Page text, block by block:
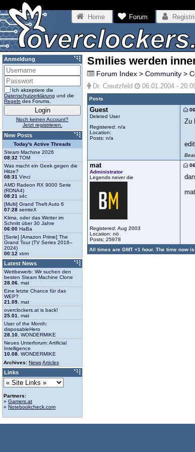
Home Forum
Smilies werden
Forum Index > Community >
Dr. Creutzfeld 06.01.2004 -
Posts
Guest
Deleted User
Registered: n/a
Location:
Posts: n/a
Zu
mat
Administrator
Legends never die
Registered: Aug 2003
Location: nö
Posts: 25978
mat
All times are GMT +1 hour. The time now is
Anmeldung
Ich akzeptiere die
Datenschutzerklärung und die
Regeln des Forums.
Noch keinen Account?
Jetzt registrieren.
New Posts
Today's Active Threads
Steam Machine 2026
08:32 TOM
Was macht ein Geek gegen die
Hitze?
08:31 Vinci
AMD Radeon RX 9000 Serie
(RDNA4)
08:21 s4c
[Multi] Grand Theft Auto 6
07:28 semteX
Klima, oder das Wetter im
Schnitt über 30 Jahre
06:00 HaBa
[Serie] [Amazon Prime] The
Grand Tour (TV Series 2016–
2024)
00:12 xtrm
Latest News
Wettbewerb: Wir suchen den
besten Steam Machine Clone
28.06. mat
Eine letzte Chance für das
WEP?
21.09. mat
overclockers.at is back!
25.01.
mat
User of the Month:
disposableHero
28.10. WONDERMIKE
Neues Unterforum: Artificial
Intelligence
10.08. WONDERMIKE
Archives: NewsArticles
Links
Partners:
» Gamers.at
» Notebookcheck.com